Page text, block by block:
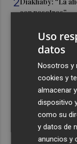
con nosotros”
Pepelu: "Hasta
hemos
Controlado el
La capacidad
seguridad
Uso
datos
Nosotros y
cookies y
almacenar
dispositivo
como su
y datos de
anuncios y